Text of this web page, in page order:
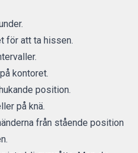
för att ta hissen.
kontoret.
position.
på knä.
från stående position